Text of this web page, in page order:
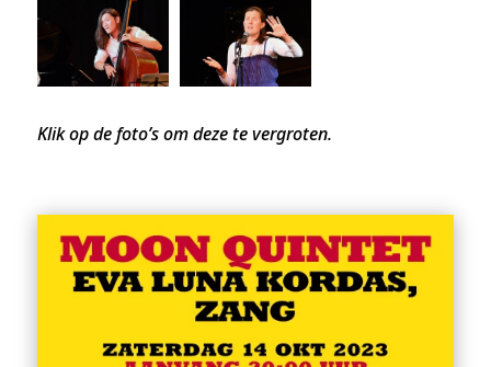
Klik op de foto’s om deze te vergroten.